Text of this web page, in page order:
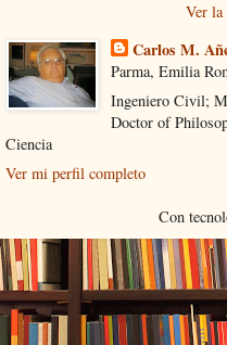
Ver la
Carlos M.
Parma, Emilia
Ingeniero Civil;
Doctor of
Ciencia
Ver mi perfil completo
Con